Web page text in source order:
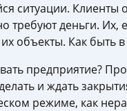
ситуации. Клиенты
требуют деньги. Их,
объекты. Как быть в
предприятие?
и ждать
режиме, как